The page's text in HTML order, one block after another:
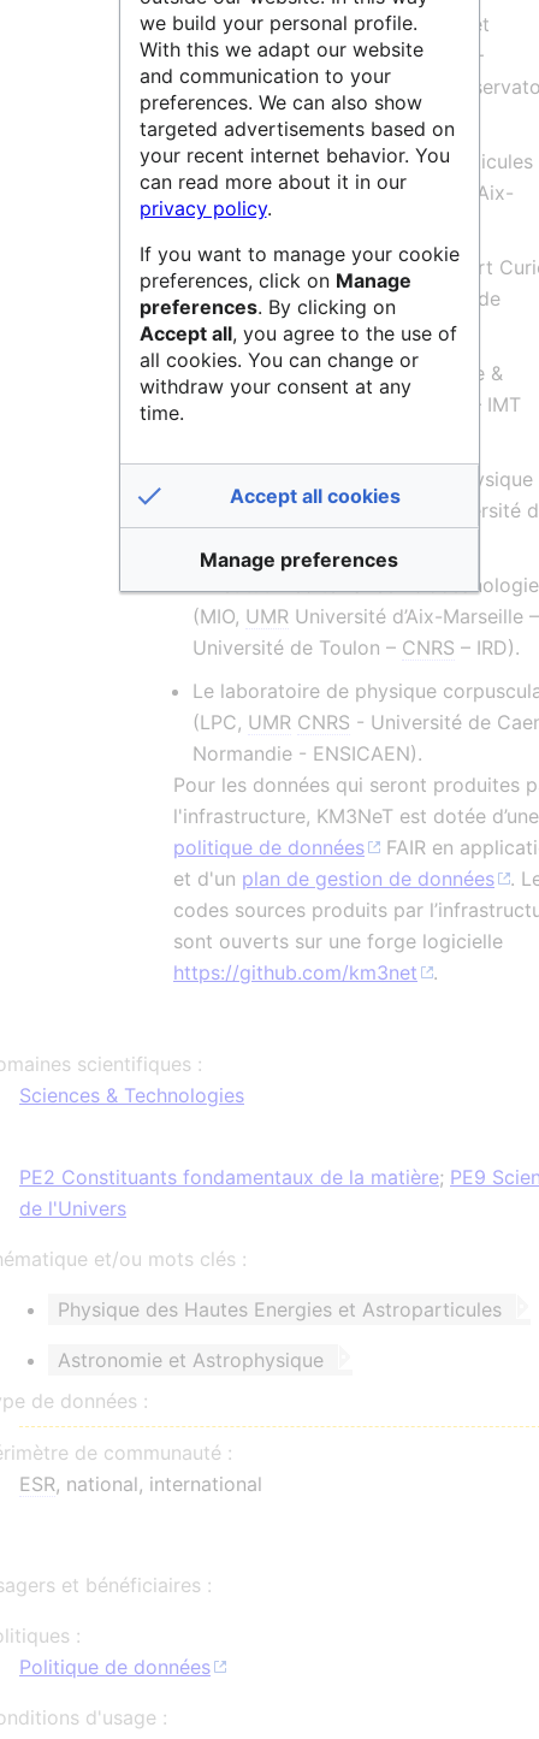
Le laboratoire Astroparticules et
Cosmologie (APC,UMR CNRS
–
Université de Paris – CEA –
de Paris);
Le Centre de Physique des Particules
Marseille (CPPM, UMR CNRS
– Aix-
Marseille Université);
L'Institut Pluridisciplinaire Hubert
(IPHC, UMR CNRS– Université de
Strasbourg);
Subatech (UMR CNRS Nucléaire &
Particules – Nantes Université – IMT
Le Groupe de Recherche en
Hautes Energies (GRPHE, Université
L'Institut Méditerranéen d’océanologie
(MIO, UMR Université d’Aix-Marseille –
Université de Toulon – CNRS – IRD).
Le laboratoire de physique
(LPC, UMR CNRS - Université de
Normandie - ENSICAEN).
Pour les données qui seront produites
l'infrastructure, KM3NeT est dotée d’une
politique de données
FAIR en
et d'un plan de gestion de données
.
codes sources produits par
sont ouverts sur une forge logicielle
https://github.com/km3net
.
scientifiques :
Sciences & Technologies
PE2 Constituants fondamentaux de la matière; PE9
de l'Univers
et/ou mots clés :
Physique des Hautes Energies et Astroparticules
Astronomie et Astrophysique
de données :
de communauté :
ESR, national, international
et bénéficiaires :
:
Politique de données
d'usage :
we build your personal profile.
With this we adapt our website
and communication to your
preferences. We can also show
targeted advertisements based on
your recent internet behavior. You
can read more about it in our
privacy policy.
If you want to manage your cookie
preferences, click on Manage
preferences. By clicking on
Accept all, you agree to the use of
all cookies. You can change or
withdraw your consent at any
time.
Accept all cookies
Manage preferences